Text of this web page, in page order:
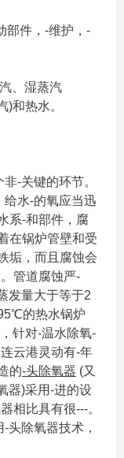
部件，-维护，-
、湿蒸汽
)和热水。
-关键的环节。
水-的氧应当迅
系-和部件，腐
在锅炉管壁和受
垢，而且腐蚀会
管道腐蚀严-
发量大于等于2
的热水锅炉
针对-温水除氧-
云港灵动有-年
的-头除氧器 (又
器)采用-进的设
相比具有很---。
头除氧器技术，